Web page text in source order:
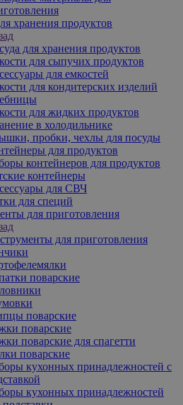
хранения продуктов
для хранения продуктов
для сыпучих продуктов
для емкостей
для кондитерских изделий
для жидких продуктов
в холодильнике
пробки, чехлы для посуды
для продуктов
контейнеров для продуктов
контейнеры
для СВЧ
для специй
для приготовления
для приготовления
поварские
поварские
поварские
поварские для спагетти
поварские
кухонных принадлежностей с
кухонных принадлежностей